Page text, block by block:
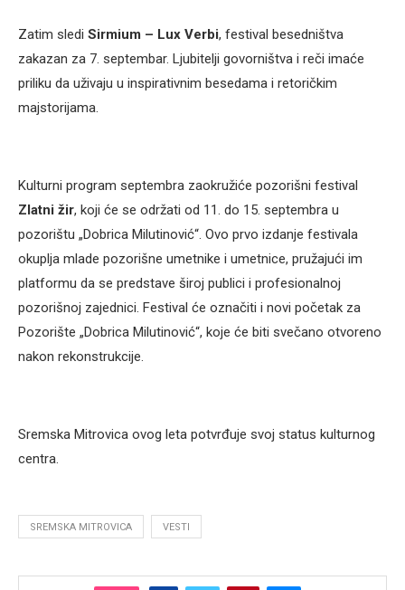
Zatim sledi Sirmium – Lux Verbi, festival besedništva
zakazan za 7. septembar. Ljubitelji govorništva i reči imaće
priliku da uživaju u inspirativnim besedama i retoričkim
majstorijama.
Kulturni program septembra zaokružiće pozorišni festival
Zlatni žir, koji će se održati od 11. do 15. septembra u
pozorištu „Dobrica Milutinović“. Ovo prvo izdanje festivala
okuplja mlade pozorišne umetnike i umetnice, pružajući im
platformu da se predstave široj publici i profesionalnoj
pozorišnoj zajednici. Festival će označiti i novi početak za
Pozorište „Dobrica Milutinović“, koje će biti svečano otvoreno
nakon rekonstrukcije.
Sremska Mitrovica ovog leta potvrđuje svoj status kulturnog
centra.
SREMSKA MITROVICA VESTI